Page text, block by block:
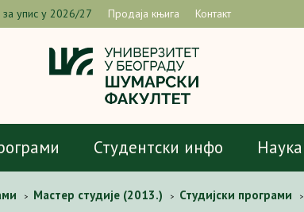
за упис у 2026/27 Продаја књига Контакт
Студентски инфо Наука
> Мастер студије (2013.) > Студијски програми >